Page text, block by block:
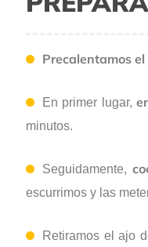
Precalentamos el
En primer lugar,
minutos.
Seguidamente,
escurrimos y las
Retiramos el ajo